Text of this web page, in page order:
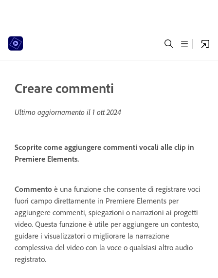
Creare commenti
Ultimo aggiornamento il 1 ott 2024
Scoprite come aggiungere commenti vocali alle clip in
Premiere Elements.
Commento è una funzione che consente di registrare voci
fuori campo direttamente in Premiere Elements per
aggiungere commenti, spiegazioni o narrazioni ai progetti
video. Questa funzione è utile per aggiungere un contesto,
guidare i visualizzatori o migliorare la narrazione
complessiva del video con la voce o qualsiasi altro audio
registrato.